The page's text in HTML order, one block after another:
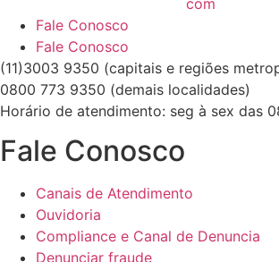
Fale Conosco
Fale Conosco
(11)3003 9350 (capitais e regiões
0800 773 9350 (demais localidades)
Horário de atendimento: seg à sex das
Fale Conosco
Canais de Atendimento
Ouvidoria
Compliance e Canal de Denuncia
Denunciar fraude